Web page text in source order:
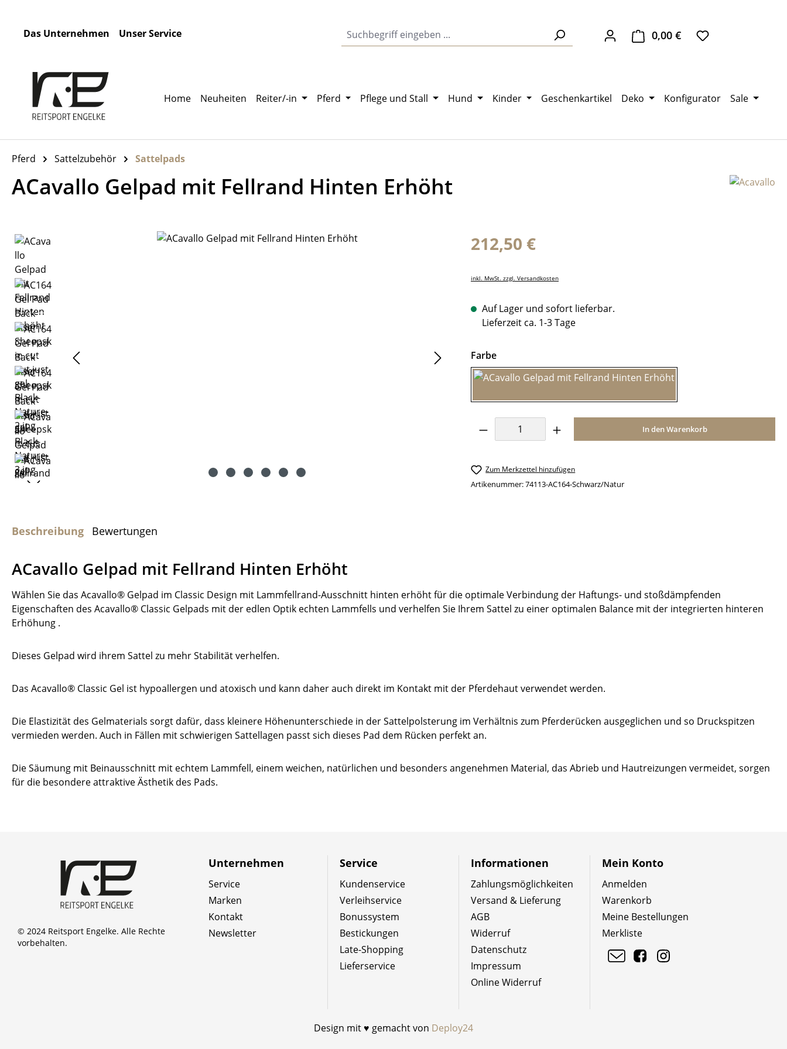
Das Unternehmen
Unser Service 0,00 €Warenkorb enthält 0
Home Neuheiten Reiter/-in Pferd Pflege und Stall Hund Kinder Geschenkartikel Deko Konfigurator Sale
Pferd Sattelzubehör Sattelpads
ACavallo Gelpad mit Fellrand Hinten Erhöht
Bildergalerie überspringen Regulärer Preis:
212,50 €
inkl. MwSt. zzgl. Versandkosten
Auf Lager und sofort lieferbar.
Lieferzeit ca. 1-3 Tage
Farbeauswählen
Produkt Anzahl: Gib den gewünschten Wert
In den Warenkorb
Zum Merkzettel hinzufügen
Artikenummer:74113-AC164-Schwarz/Natur
Beschreibung Bewertungen
ACavallo Gelpad mit Fellrand Hinten Erhöht
Wählen Sie das Acavallo® Gelpad im Classic Design mit Lammfellrand-Ausschnitt hinten erhöht für die optimale Verbindung der Haftungs- und stoßdämpfenden
Eigenschaften des Acavallo® Classic Gelpads mit der edlen Optik echten Lammfells und verhelfen Sie Ihrem Sattel zu einer optimalen Balance mit der integrierten hinteren
Erhöhung .
Dieses Gelpad wird ihrem Sattel zu mehr Stabilität verhelfen.
Das Acavallo® Classic Gel ist hypoallergen und atoxisch und kann daher auch direkt im Kontakt mit der Pferdehaut verwendet werden.
Die Elastizität des Gelmaterials sorgt dafür, dass kleinere Höhenunterschiede in der Sattelpolsterung im Verhältnis zum Pferderücken ausgeglichen und so Druckspitzen
vermieden werden. Auch in Fällen mit schwierigen Sattellagen passt sich dieses Pad dem Rücken perfekt an.
Die Säumung mit Beinausschnitt mit echtem Lammfell, einem weichen, natürlichen und besonders angenehmen Material, das Abrieb und Hautreizungen vermeidet, sorgen
für die besondere attraktive Ästhetik des Pads.
© 2024 Reitsport Engelke. Alle Rechte
vorbehalten.
Unternehmen
Service
Marken
Kontakt
Newsletter
Service
Kundenservice
Verleihservice
Bonussystem
Bestickungen
Late-Shopping
Lieferservice
Informationen
Zahlungsmöglichkeiten
Versand & Lieferung
AGB
Widerruf
Datenschutz
Impressum
Online Widerruf
Mein Konto
Anmelden
Warenkorb
Meine Bestellungen
Merkliste
Design mit ♥ gemacht von Deploy24